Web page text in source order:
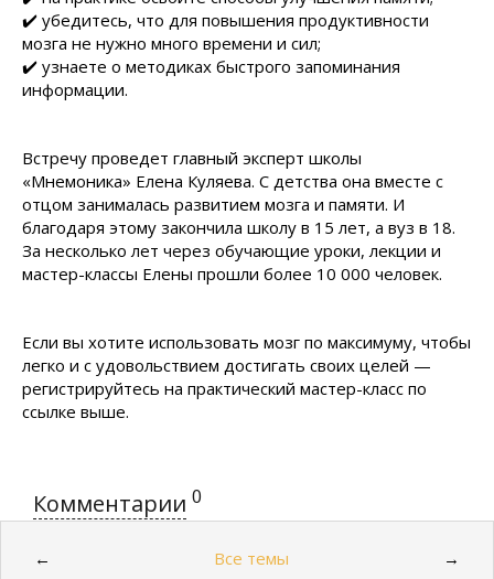
✔️ убедитесь, что для повышения продуктивности
мозга не нужно много времени и сил;
✔️ узнаете о методиках быстрого запоминания
информации.
Встречу проведет главный эксперт школы
«Мнемоника» Елена Куляева. С детства она вместе с
отцом занималась развитием мозга и памяти. И
благодаря этому закончила школу в 15 лет, а вуз в 18.
За несколько лет через обучающие уроки, лекции и
мастер-классы Елены прошли более 10 000 человек.
Если вы хотите использовать мозг по максимуму, чтобы
легко и с удовольствием достигать своих целей —
регистрируйтесь на практический мастер-класс по
ссылке выше.
Комментарии 0
← Все темы →